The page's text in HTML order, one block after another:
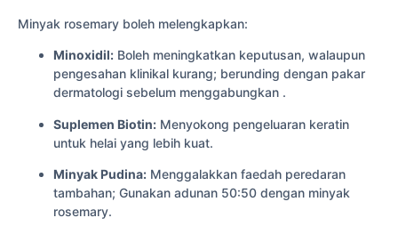
Minyak rosemary boleh melengkapkan:
Minoxidil: Boleh meningkatkan keputusan, walaupun
pengesahan klinikal kurang; berunding dengan pakar
dermatologi sebelum menggabungkan .
Suplemen Biotin: Menyokong pengeluaran keratin
untuk helai yang lebih kuat.
Minyak Pudina: Menggalakkan faedah peredaran
tambahan; Gunakan adunan 50:50 dengan minyak
rosemary.